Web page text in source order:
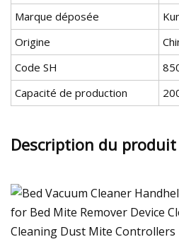
Marque déposée
Origine
Code SH
Capacité de production
Description du produit